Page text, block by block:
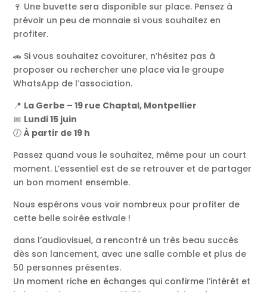
🍷 Une buvette sera disponible sur place. Pensez à
prévoir un peu de monnaie si vous souhaitez en
profiter.
🚗 Si vous souhaitez covoiturer, n’hésitez pas à
proposer ou rechercher une place via le groupe
WhatsApp de l’association.
📍 La Gerbe – 19 rue Chaptal, Montpellier
📅 Lundi 15 juin
🕖À partir de 19 h
Passez quand vous le souhaitez, même pour un court
moment. L’essentiel est de se retrouver et de partager
un bon moment ensemble.
Nous espérons vous voir nombreux pour profiter de
cette belle soirée estivale !
dans l’audiovisuel, a rencontré un très beau succès
dès son lancement, avec une salle comble et plus de
50 personnes présentes.
Un moment riche en échanges qui confirme l’intérêt et